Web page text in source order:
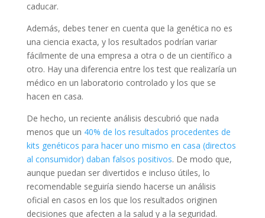
caducar.
Además, debes tener en cuenta que la genética no es
una ciencia exacta, y los resultados podrían variar
fácilmente de una empresa a otra o de un científico a
otro. Hay una diferencia entre los test que realizaría un
médico en un laboratorio controlado y los que se
hacen en casa.
De hecho, un reciente análisis descubrió que nada
menos que un 40% de los resultados procedentes de
kits genéticos para hacer uno mismo en casa (directos
al consumidor) daban falsos positivos. De modo que,
aunque puedan ser divertidos e incluso útiles, lo
recomendable seguiría siendo hacerse un análisis
oficial en casos en los que los resultados originen
decisiones que afecten a la salud y a la seguridad.